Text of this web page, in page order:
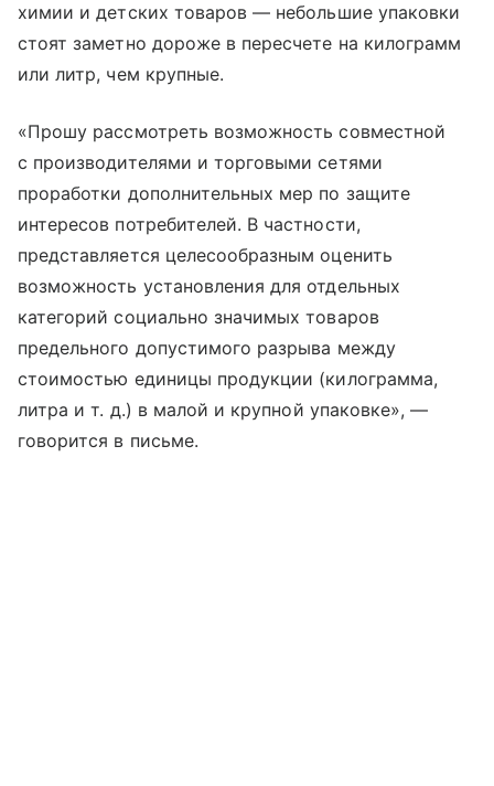
химии и детских товаров — небольшие упаковки
стоят заметно дороже в пересчете на килограмм
или литр, чем крупные.
«Прошу рассмотреть возможность совместной
с производителями и торговыми сетями
проработки дополнительных мер по защите
интересов потребителей. В частности,
представляется целесообразным оценить
возможность установления для отдельных
категорий социально значимых товаров
предельного допустимого разрыва между
стоимостью единицы продукции (килограмма,
литра и т. д.) в малой и крупной упаковке», —
говорится в письме.